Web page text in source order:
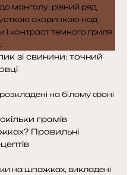
зі свинини: точний
грамів
Правильні